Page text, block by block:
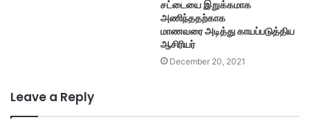
சட்டையை இறுக்கமாக
அணிந்ததற்காக
மாணவரை அடித்து காயப்படுத்திய
ஆசிரியர்
December 20, 2021
Leave a Reply